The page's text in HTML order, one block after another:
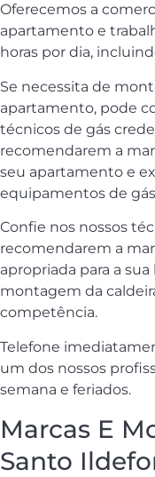
Oferecemos a
apartamento e
horas por dia,
Se necessita de
apartamento, pode
técnicos de gás
recomendarem a
seu apartamento e
equipamentos de
Confie nos nossos
recomendarem a
apropriada para a
montagem da
competência.
Telefone
um dos nossos
semana e feriados.
Marcas E
Santo